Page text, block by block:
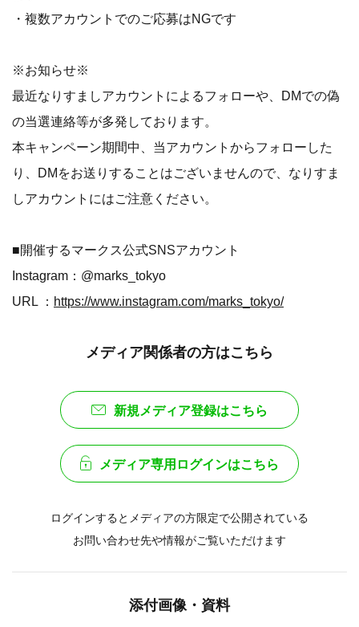
・複数アカウントでのご応募はNGです
※お知らせ※
最近なりすましアカウントによるフォローや、DMでの偽
の当選連絡等が多発しております。
本キャンペーン期間中、当アカウントからフォローした
り、DMをお送りすることはございませんので、なりすま
しアカウントにはご注意ください。
■開催するマークス公式SNSアカウント
Instagram：@marks_tokyo
URL ： https://www.instagram.com/marks_tokyo/
メディア関係者の方はこちら
新規メディア登録はこちら
メディア専用ログインはこちら
ログインするとメディアの方限定で公開されている
お問い合わせ先や情報がご覧いただけます
添付画像・資料